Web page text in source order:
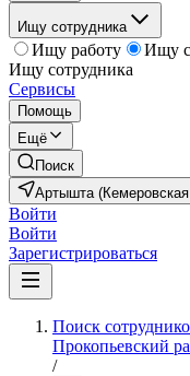
Ищу сотрудника
Ищу работу
Ищу
Ищу сотрудника
Сервисы
Помощь
Ещё
Поиск
Артышта
Войти
Войти
Зарегистрироваться
Поиск
Прокопьевский
/